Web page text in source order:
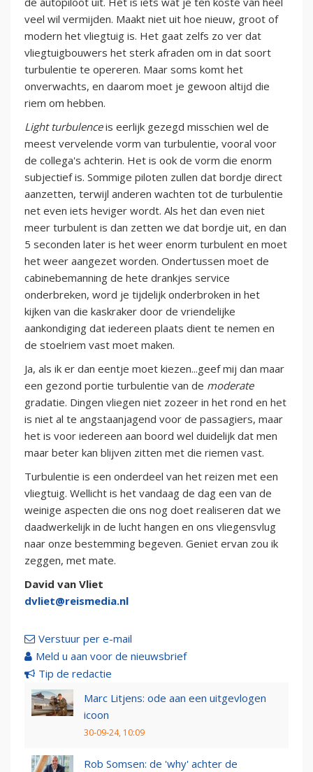
veel wil vermijden. Maakt niet uit hoe nieuw, groot of
modern het vliegtuig is. Het gaat zelfs zo ver dat
vliegtuigbouwers het sterk afraden om in dat soort
turbulentie te opereren. Maar soms komt het
onverwachts, en daarom moet je gewoon altijd die
riem om hebben.
Light turbulenceis eerlijk gezegd misschien wel de
meest vervelende vorm van turbulentie, vooral voor
de collega's achterin. Het is ook de vorm die enorm
subjectief is. Sommige piloten zullen dat bordje direct
aanzetten, terwijl anderen wachten tot de turbulentie
net even iets heviger wordt. Als het dan even niet
meer turbulent is dan zetten we dat bordje uit, en dan
5 seconden later is het weer enorm turbulent en moet
het weer aangezet worden. Ondertussen moet de
cabinebemanning de hete drankjes service
onderbreken, word je tijdelijk onderbroken in het
kijken van die kaskraker door de vriendelijke
aankondiging dat iedereen plaats dient te nemen en
de stoelriem vast moet maken.
Ja, als ik er dan eentje moet kiezen...geef mij dan maar
een gezond portie turbulentie van de moderate
gradatie. Dingen vliegen niet zozeer in het rond en het
is niet al te angstaanjagend voor de passagiers, maar
het is voor iedereen aan boord wel duidelijk dat men
maar beter kan blijven zitten met die riemen vast.
Turbulentie is een onderdeel van het reizen met een
vliegtuig. Wellicht is het vandaag de dag een van de
weinige aspecten die ons nog doet realiseren dat we
daadwerkelijk in de lucht hangen en ons vliegensvlug
naar onze bestemming begeven. Geniet ervan zou ik
zeggen, met mate.
David van Vliet
dvliet@reismedia.nl
Verstuur per e-mail
Meld u aan voor de nieuwsbrief
Tip de redactie
Marc Litjens: ode aan een uitgevlogen
icoon
30-09-24, 10:09
Rob Somsen: de 'why' achter de